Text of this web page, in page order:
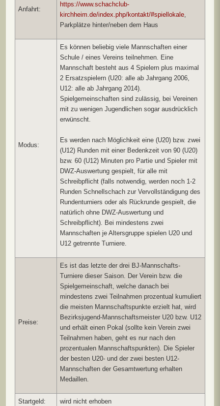
Anfahrt:
https://www.schachclub-
kirchheim.de/index.php/kontakt/#spiellokale,
Parkplätze hinter/neben dem Haus
Modus:
Es können beliebig viele Mannschaften einer
Schule / eines Vereins teilnehmen. Eine
Mannschaft besteht aus 4 Spielern plus maximal
2 Ersatzspielern (U20: alle ab Jahrgang 2006,
U12: alle ab Jahrgang 2014).
Spielgemeinschaften sind zulässig, bei Vereinen
mit zu wenigen Jugendlichen sogar ausdrücklich
erwünscht.
Es werden nach Möglichkeit eine (U20) bzw. zwei
(U12) Runden mit einer Bedenkzeit von 90 (U20)
bzw. 60 (U12) Minuten pro Partie und Spieler mit
DWZ-Auswertung gespielt, für alle mit
Schreibpflicht (falls notwendig, werden noch 1-2
Runden Schnellschach zur Vervollständigung des
Rundenturniers oder als Rückrunde gespielt, die
natürlich ohne DWZ-Auswertung und
Schreibpflicht). Bei mindestens zwei
Mannschaften je Altersgruppe spielen U20 und
U12 getrennte Turniere.
Preise:
Es ist das letzte der drei BJ-Mannschafts-
Turniere dieser Saison. Der Verein bzw. die
Spielgemeinschaft, welche danach bei
mindestens zwei Teilnahmen prozentual kumuliert
die meisten Mannschaftspunkte erzielt hat, wird
Bezirksjugend-Mannschaftsmeister U20 bzw. U12
und erhält einen Pokal (sollte kein Verein zwei
Teilnahmen haben, geht es nur nach den
prozentualen Mannschaftspunkten). Die Spieler
der besten U20- und der zwei besten U12-
Mannschaften der Gesamtwertung erhalten
Medaillen.
Startgeld: wird nicht erhoben